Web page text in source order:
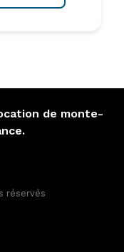
de monte-
réservés